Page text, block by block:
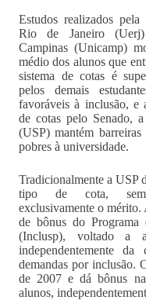
Estudos realizados
Rio de Janeiro
Campinas (Unicamp)
médio dos alunos que
sistema de cotas é
pelos demais
favoráveis à inclusão, e
de cotas pelo Senado,
(USP) mantém
pobres à universidade.
Tradicionalmente a USP
tipo de cota,
exclusivamente o mérito.
de bônus do
(Inclusp), voltado a
independentemente
demandas por inclusão.
de 2007 e dá bônus
alunos,